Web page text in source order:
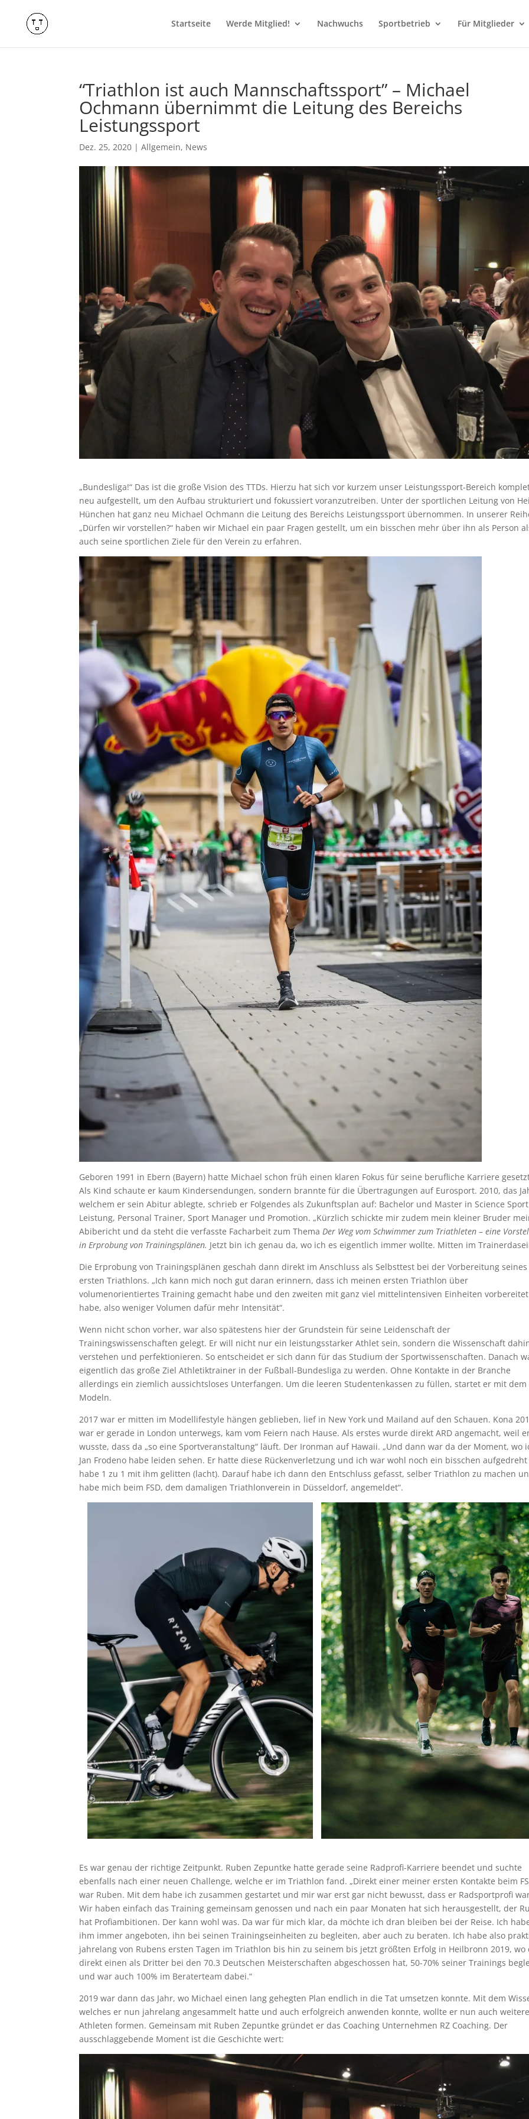
Startseite Werde Mitglied! Nachwuchs Sportbetrieb Für Mitglieder
“Triathlon ist auch Mannschaftssport” – Michael
Ochmann übernimmt die Leitung des Bereichs
Leistungssport
Dez. 25, 2020 |Allgemein, News
„Bundesliga!“ Das ist die große Vision des TTDs. Hierzu hat sich vor kurzem unser Leistungssport-Bereich
neu aufgestellt, um den Aufbau strukturiert und fokussiert voranzutreiben. Unter der sportlichen Leitung von
Hünchen hat ganz neu Michael Ochmann die Leitung des Bereichs Leistungssport übernommen. In unserer
„Dürfen wir vorstellen?“ haben wir Michael ein paar Fragen gestellt, um ein bisschen mehr über ihn als Person
auch seine sportlichen Ziele für den Verein zu erfahren.
Geboren 1991 in Ebern (Bayern) hatte Michael schon früh einen klaren Fokus für seine berufliche Karriere
Als Kind schaute er kaum Kindersendungen, sondern brannte für die Übertragungen auf Eurosport. 2010, das
welchem er sein Abitur ablegte, schrieb er Folgendes als Zukunftsplan auf: Bachelor und Master in Science
Leistung, Personal Trainer, Sport Manager und Promotion. „Kürzlich schickte mir zudem mein kleiner Bruder
Abibericht und da steht die verfasste Facharbeit zum Thema Der Weg vom Schwimmer zum Triathleten – eine
in Erprobung von Trainingsplänen. Jetzt bin ich genau da, wo ich es eigentlich immer wollte. Mitten im
Die Erprobung von Trainingsplänen geschah dann direkt im Anschluss als Selbsttest bei der Vorbereitung seines
ersten Triathlons. „Ich kann mich noch gut daran erinnern, dass ich meinen ersten Triathlon über
volumenorientiertes Training gemacht habe und den zweiten mit ganz viel mittelintensiven Einheiten vorbereitet
habe, also weniger Volumen dafür mehr Intensität“.
Wenn nicht schon vorher, war also spätestens hier der Grundstein für seine Leidenschaft der
Trainingswissenschaften gelegt. Er will nicht nur ein leistungsstarker Athlet sein, sondern die Wissenschaft
verstehen und perfektionieren. So entscheidet er sich dann für das Studium der Sportwissenschaften. Danach
eigentlich das große Ziel Athletiktrainer in der Fußball-Bundesliga zu werden. Ohne Kontakte in der Branche
allerdings ein ziemlich aussichtsloses Unterfangen. Um die leeren Studentenkassen zu füllen, startet er mit dem
Modeln.
2017 war er mitten im Modellifestyle hängen geblieben, lief in New York und Mailand auf den Schauen. Kona
war er gerade in London unterwegs, kam vom Feiern nach Hause. Als erstes wurde direkt ARD angemacht, weil
wusste, dass da „so eine Sportveranstaltung“ läuft. Der Ironman auf Hawaii. „Und dann war da der Moment, wo
Jan Frodeno habe leiden sehen. Er hatte diese Rückenverletzung und ich war wohl noch ein bisschen
habe 1 zu 1 mit ihm gelitten (lacht). Darauf habe ich dann den Entschluss gefasst, selber Triathlon zu machen
habe mich beim FSD, dem damaligen Triathlonverein in Düsseldorf, angemeldet“.
Es war genau der richtige Zeitpunkt. Ruben Zepuntke hatte gerade seine Radprofi-Karriere beendet und suchte
ebenfalls nach einer neuen Challenge, welche er im Triathlon fand. „Direkt einer meiner ersten Kontakte beim
war Ruben. Mit dem habe ich zusammen gestartet und mir war erst gar nicht bewusst, dass er Radsportprofi
Wir haben einfach das Training gemeinsam genossen und nach ein paar Monaten hat sich herausgestellt, der
hat Profiambitionen. Der kann wohl was. Da war für mich klar, da möchte ich dran bleiben bei der Reise. Ich
ihm immer angeboten, ihn bei seinen Trainingseinheiten zu begleiten, aber auch zu beraten. Ich habe also
jahrelang von Rubens ersten Tagen im Triathlon bis hin zu seinem bis jetzt größten Erfolg in Heilbronn 2019, wo
direkt einen als Dritter bei den 70.3 Deutschen Meisterschaften abgeschossen hat, 50-70% seiner Trainings
und war auch 100% im Beraterteam dabei.“
2019 war dann das Jahr, wo Michael einen lang gehegten Plan endlich in die Tat umsetzen konnte. Mit dem
welches er nun jahrelang angesammelt hatte und auch erfolgreich anwenden konnte, wollte er nun auch weitere
Athleten formen. Gemeinsam mit Ruben Zepuntke gründet er das Coaching Unternehmen RZ Coaching. Der
ausschlaggebende Moment ist die Geschichte wert: